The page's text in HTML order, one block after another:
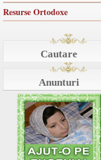
Resurse Ortodoxe
Cautare
Anunturi